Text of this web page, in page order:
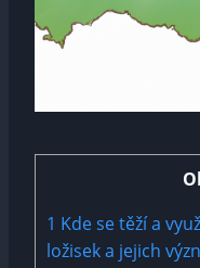
1 Kde se těží a
ložisek a jejich